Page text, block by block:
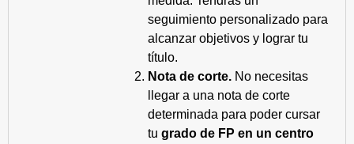
seguimiento personalizado para
alcanzar objetivos y lograr tu
título.
Nota de corte. No necesitas
llegar a una nota de corte
determinada para poder cursar
tu grado de FP en un centro